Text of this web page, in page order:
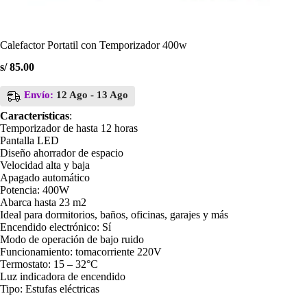
Calefactor Portatil con Temporizador 400w
s/85.00
Envío: 12 Ago - 13 Ago
Características:
Temporizador de hasta 12 horas
Pantalla LED
Diseño ahorrador de espacio
Velocidad alta y baja
Apagado automático
Potencia: 400W
Abarca hasta 23 m2
Ideal para dormitorios, baños, oficinas, garajes y más
Encendido electrónico: Sí
Modo de operación de bajo ruido
Funcionamiento: tomacorriente 220V
Termostato: 15 – 32°C
Luz indicadora de encendido
Tipo: Estufas eléctricas